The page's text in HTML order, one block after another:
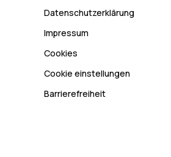
Datenschutzerklärung
Impressum
Cookies
Cookie einstellungen
Barrierefreiheit